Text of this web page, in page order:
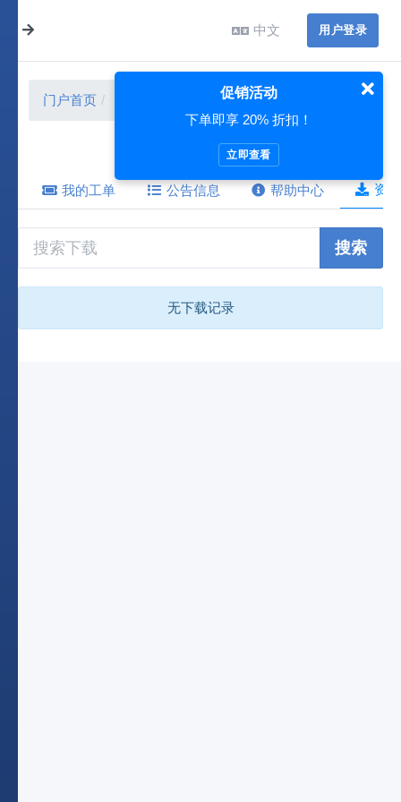
中文 用户登录
门户首页
我的工单 公告信息 帮助中心 资
搜索
无下载记录
促销活动
下单即享 20% 折扣！
立即查看